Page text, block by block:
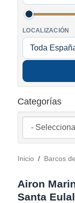
LOCALIZACIÓN
Categorías
Inicio / Barcos
Airon
Santa